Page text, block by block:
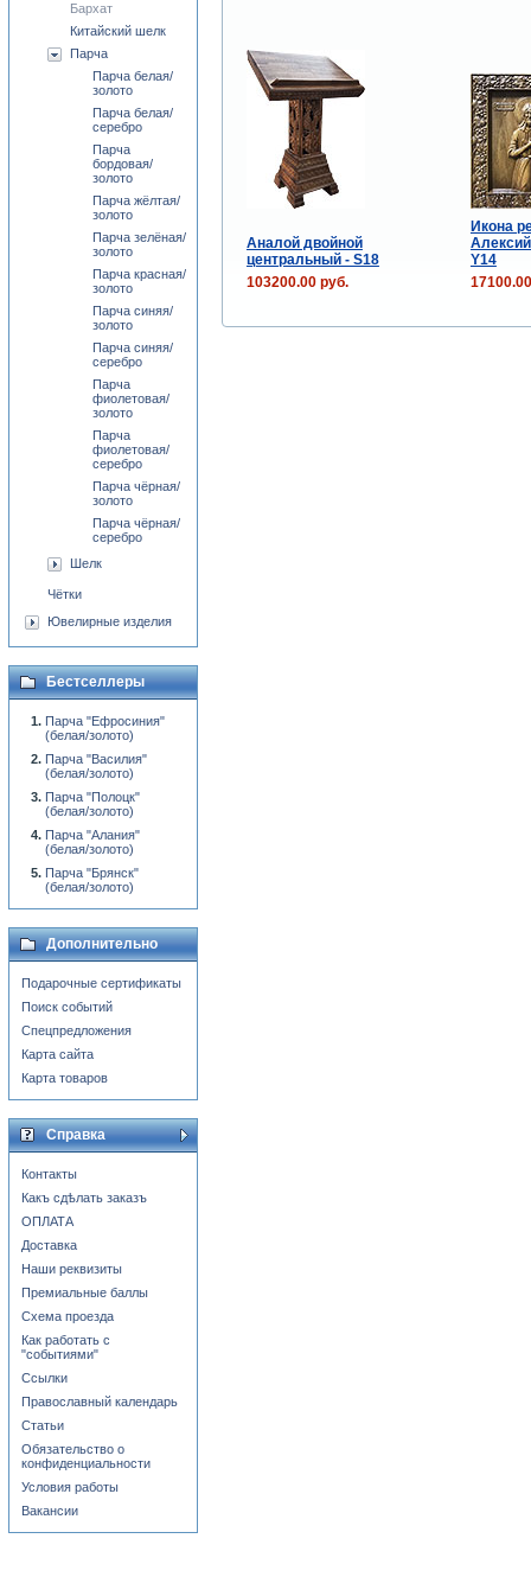
Аналой двойной
центральный - S18
Икона
Y14
103200.00 руб.
Бархат
Китайский шелк
Парча
Парча белая/
золото
Парча белая/
серебро
Парча
бордовая/
золото
Парча жёлтая/
золото
Парча зелёная/
золото
Парча красная/
золото
Парча синяя/
золото
Парча синяя/
серебро
Парча
фиолетовая/
золото
Парча
фиолетовая/
серебро
Парча чёрная/
золото
Парча чёрная/
серебро
Шелк
Чётки
Ювелирные изделия
Бестселлеры
Парча "Ефросиния"
(белая/золото)
Парча "Василия"
(белая/золото)
Парча "Полоцк"
(белая/золото)
Парча "Алания"
(белая/золото)
Парча "Брянск"
(белая/золото)
Дополнительно
Подарочные сертификаты
Поиск событий
Спецпредложения
Карта сайта
Карта товаров
Справка
Контакты
Какъ сдѣлать заказъ
ОПЛАТА
Доставка
Наши реквизиты
Премиальные баллы
Схема проезда
Как работать с
"событиями"
Ссылки
Православный календарь
Статьи
Обязательство о
конфиденциальности
Условия работы
Вакансии